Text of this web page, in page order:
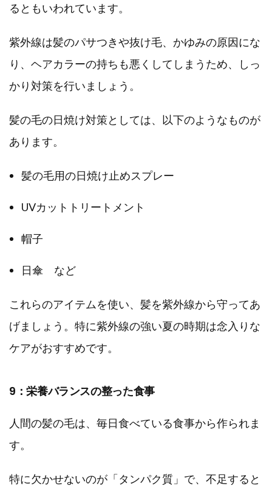
るともいわれています。
紫外線は髪のパサつきや抜け毛、かゆみの原因にな
り、ヘアカラーの持ちも悪くしてしまうため、しっ
かり対策を行いましょう。
髪の毛の日焼け対策としては、以下のようなものが
あります。
髪の毛用の日焼け止めスプレー
UVカットトリートメント
帽子
日傘 など
これらのアイテムを使い、髪を紫外線から守ってあ
げましょう。特に紫外線の強い夏の時期は念入りな
ケアがおすすめです。
9：栄養バランスの整った食事
人間の髪の毛は、毎日食べている食事から作られま
す。
特に欠かせないのが「タンパク質」で、不足すると